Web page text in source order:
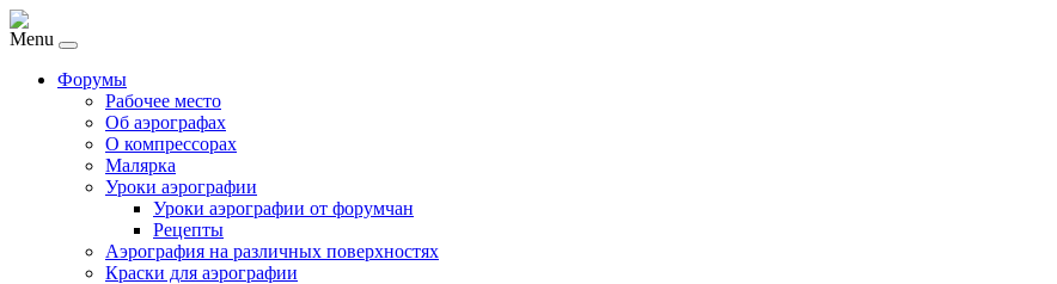
Menu
Форумы
Рабочее место
Об аэрографах
О компрессорах
Малярка
Уроки аэрографии
Уроки аэрографии от форумчан
Рецепты
Аэрография на различных поверхностях
Краски для аэрографии